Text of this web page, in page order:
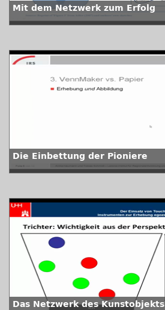
Mit dem Netzwerk zum Erfolg
Die Einbettung der Pioniere
Das Netzwerk des Kunstobjekts